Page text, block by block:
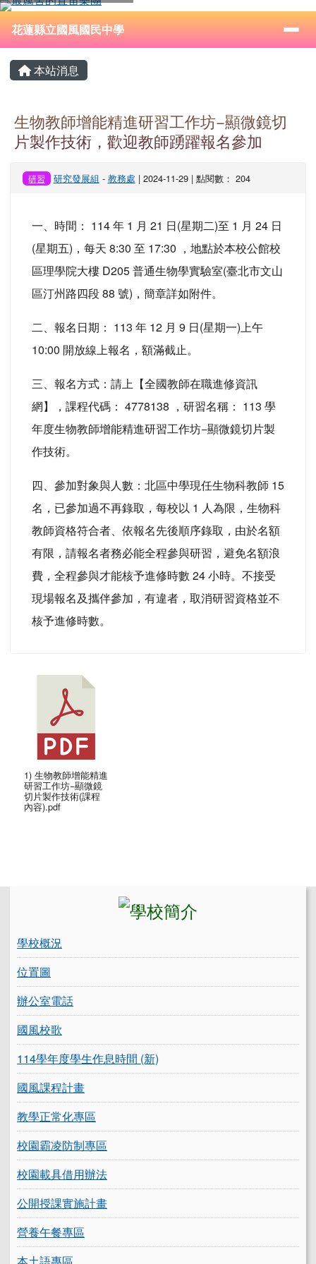
跳至主內容區
花蓮縣立國風國民中學
⏸
導覽列
花蓮縣立國風國民中學
主內容區域
本站消息
生物教師增能精進研習工作坊−顯微鏡切
片製作技術，歡迎教師踴躍報名參加
研習 研究發展組 - 教務處 | 2024-11-29 | 點閱數： 204
一、時間： 114 年 1 月 21 日(星期二)至 1 月 24 日
(星期五)，每天 8:30 至 17:30 ，地點於本校公館校
區理學院大樓 D205 普通生物學實驗室(臺北市文山
區汀州路四段 88 號)，簡章詳如附件。
二、報名日期： 113 年 12 月 9 日(星期一)上午
10:00 開放線上報名，額滿截止。
三、報名方式：請上【全國教師在職進修資訊
網】，課程代碼： 4778138 ，研習名稱： 113 學
年度生物教師增能精進研習工作坊−顯微鏡切片製
作技術。
四、參加對象與人數：北區中學現任生物科教師 15
名，已參加過不再錄取，每校以 1 人為限，生物科
教師資格符合者、依報名先後順序錄取，由於名額
有限，請報名者務必能全程參與研習，避免名額浪
費，全程參與才能核予進修時數 24 小時。不接受
現場報名及攜伴參加，有違者，取消研習資格並不
核予進修時數。
1) 生物教師增能精進
研習工作坊−顯微鏡
切片製作技術(課程
內容).pdf
學校概況
位置圖
辦公室電話
國風校歌
114學年度學生作息時間 (新)
國風課程計畫
教學正常化專區
校園霸凌防制專區
校園載具借用辦法
公開授課實施計畫
營養午餐專區
頁尾區域